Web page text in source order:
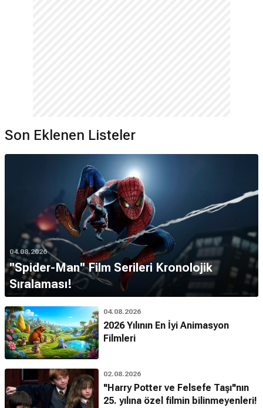
Son Eklenen Listeler
04.08.2026
''Spider-Man'' Film Serileri Kronolojik
Sıralaması!
04.08.2026
2026 Yılının En İyi Animasyon
Filmleri
02.08.2026
"Harry Potter ve Felsefe Taşı"nın
25. yılına özel filmin bilinmeyenleri!